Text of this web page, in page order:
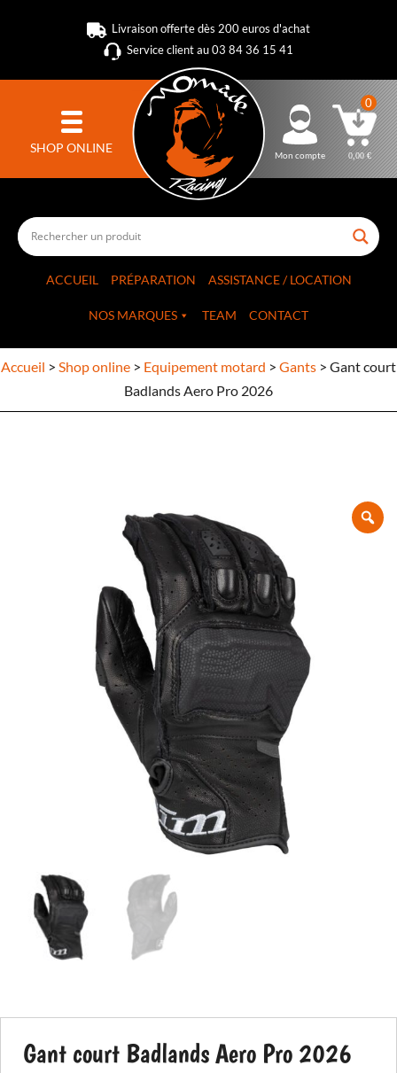
Livraison offerte dès 200 euros d'achat
Service client au 03 84 36 15 41
SHOP ONLINE Mon compte
0
0,00€
ACCUEIL PRÉPARATION ASSISTANCE / LOCATION
NOS MARQUES TEAM CONTACT
Accueil > Shop online > Equipement motard > Gants > Gant court
Badlands Aero Pro 2026
Gant court Badlands Aero Pro 2026